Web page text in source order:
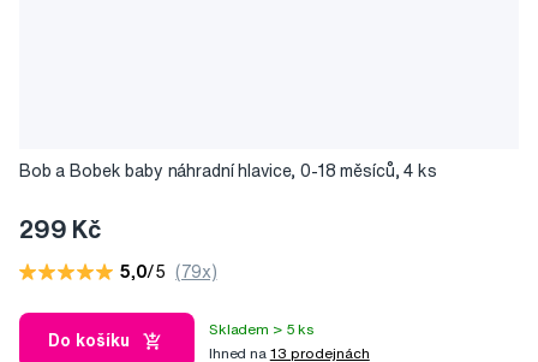
Bob a Bobek baby náhradní hlavice, 0-18 měsíců, 4 ks
299 Kč
5,0/5 (79x)
Do košíku
Skladem > 5 ks
Ihned na 13 prodejnách